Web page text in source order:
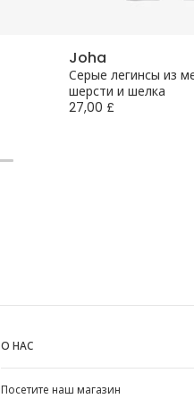
Joha
Серые легинсы из
шерсти и шелка
27,00 £
О НАС
Посетите наш магазин